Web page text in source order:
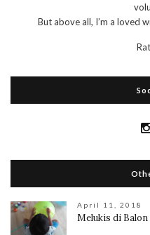
But above all, I’m a loved
April 11, 2018
Melukis di Balon